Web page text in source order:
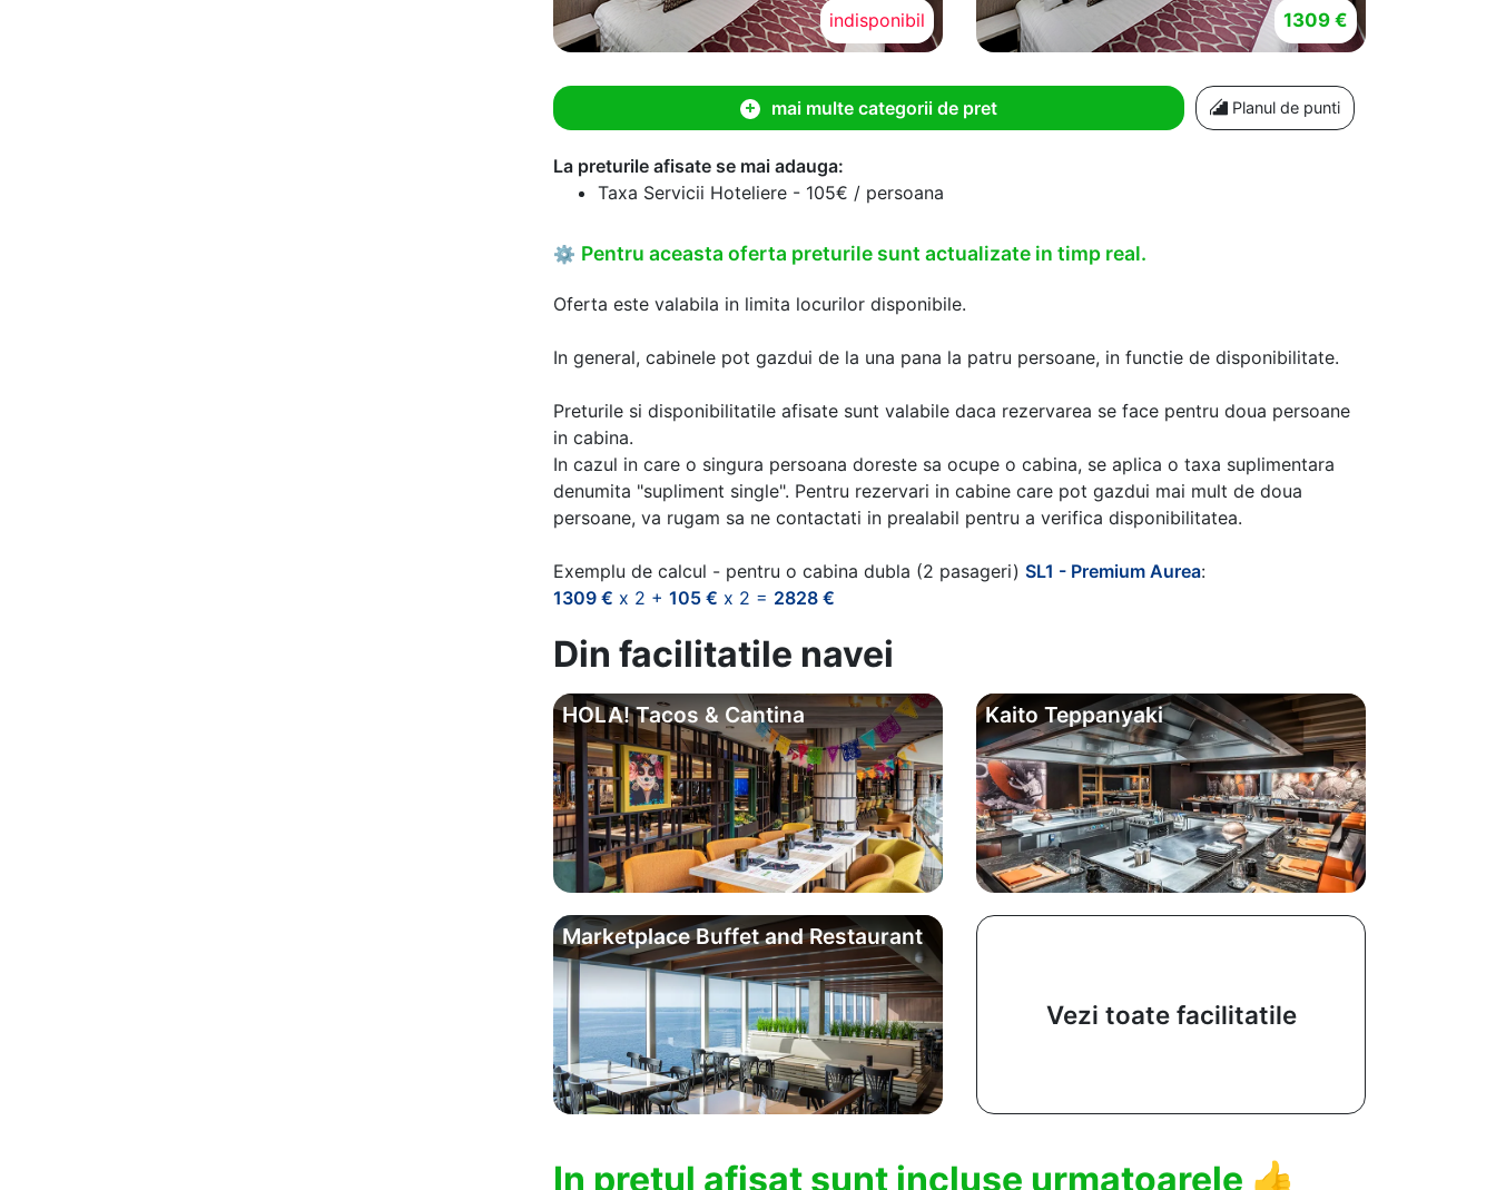
indisponibil 1309 €
mai multe categorii de pret Planul de punti
La preturile afisate se mai adauga:
Taxa Servicii Hoteliere - 105€ / persoana
⚙ Pentru aceasta oferta preturile sunt actualizate in timp real.
Oferta este valabila in limita locurilor disponibile.
In general, cabinele pot gazdui de la una pana la patru persoane, in functie de disponibilitate.
Preturile si disponibilitatile afisate sunt valabile daca rezervarea se face pentru doua persoane
in cabina.
In cazul in care o singura persoana doreste sa ocupe o cabina, se aplica o taxa suplimentara
denumita "supliment single". Pentru rezervari in cabine care pot gazdui mai mult de doua
persoane, va rugam sa ne contactati in prealabil pentru a verifica disponibilitatea.
Exemplu de calcul - pentru o cabina dubla (2 pasageri) SL1 - Premium Aurea:
1309 € x 2 + 105 € x 2 = 2828 €
Din facilitatile navei
HOLA! Tacos & Cantina Kaito Teppanyaki
Marketplace Buffet and Restaurant
Vezi toate facilitatile
In pretul afisat sunt incluse urmatoarele 👍